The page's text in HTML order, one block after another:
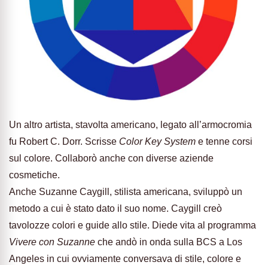
Un altro artista, stavolta americano, legato all’armocromia
fu Robert C. Dorr. Scrisse Color Key System e tenne corsi
sul colore. Collaborò anche con diverse aziende
cosmetiche.
Anche Suzanne Caygill, stilista americana, sviluppò un
metodo a cui è stato dato il suo nome. Caygill creò
tavolozze colori e guide allo stile. Diede vita al programma
Vivere con Suzanne che andò in onda sulla BCS a Los
Angeles in cui ovviamente conversava di stile, colore e